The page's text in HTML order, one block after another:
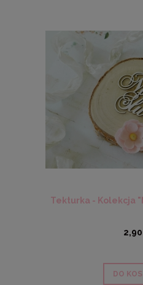
Tekturka - Kolekcja
2,90
DO